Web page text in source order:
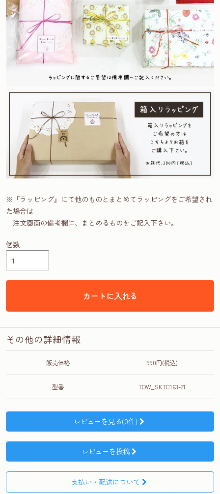
※『ラッピング』にて他のものとまとめてラッピングをご希望され
た場合は
注文画面の備考欄に、まとめるものをご記入下さい。
個数
カートに入れる
その他の詳細情報
販売価格 990円(税込)
型番 TOW_SKTC163-21
レビューを見る(0件)
レビューを投稿
支払い・配送について